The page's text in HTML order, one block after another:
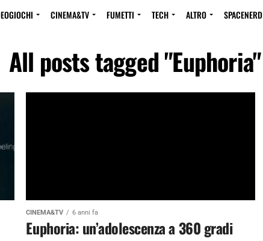
CINEMA&TV FUMETTI TECH ALTRO SPACENERD
All posts tagged "Euphoria"
CINEMA&TV 6 anni fa
Euphoria: un’adolescenza a 360 gradi